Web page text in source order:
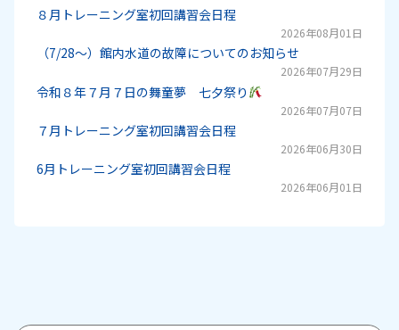
８月トレーニング室初回講習会日程
2026年08月01日
（7/28～）館内水道の故障についてのお知らせ
2026年07月29日
令和８年７月７日の舞童夢 七夕祭り
2026年07月07日
７月トレーニング室初回講習会日程
2026年06月30日
6月トレーニング室初回講習会日程
2026年06月01日